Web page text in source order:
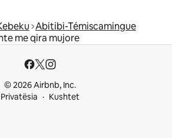
Abitibi-Témiscamingue
me qira mujore
© 2026 Airbnb, Inc.
Privatësia
Kushtet